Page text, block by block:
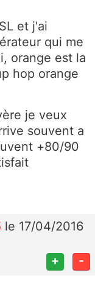
et j'ai
qui me
orange est la
hop orange
je veux
souvent a
+80/90
le 17/04/2016
+ -